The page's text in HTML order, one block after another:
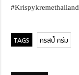
#Krispykremethailand
คริสปี้ ครีม